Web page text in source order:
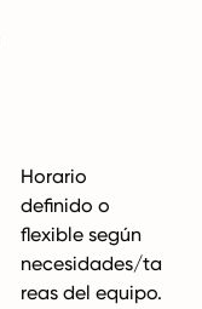
Horario
definido o
flexible según
necesidades/ta
reas del equipo.